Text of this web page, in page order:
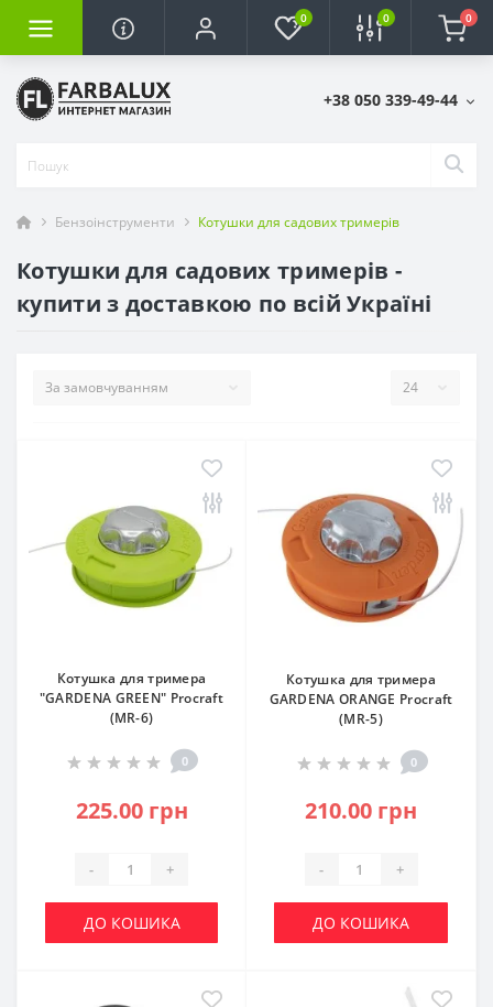
0 0 0
+38 050 339-49-44
Бензоінструменти Котушки для садових тримерів
Котушки для садових тримерів -
купити з доставкою по всій Україні
Котушка для тримера
"GARDENA GREEN" Procraft
(MR-6)
0
225.00 грн
- +
ДО КОШИКА
Котушка для тримера
GARDENA ORANGE Procraft
(MR-5)
0
210.00 грн
- +
ДО КОШИКА